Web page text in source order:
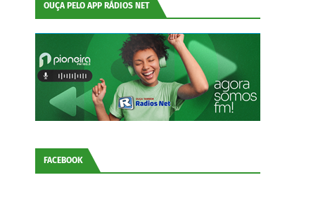
OUÇA PELO APP RÁDIOS NET
FACEBOOK